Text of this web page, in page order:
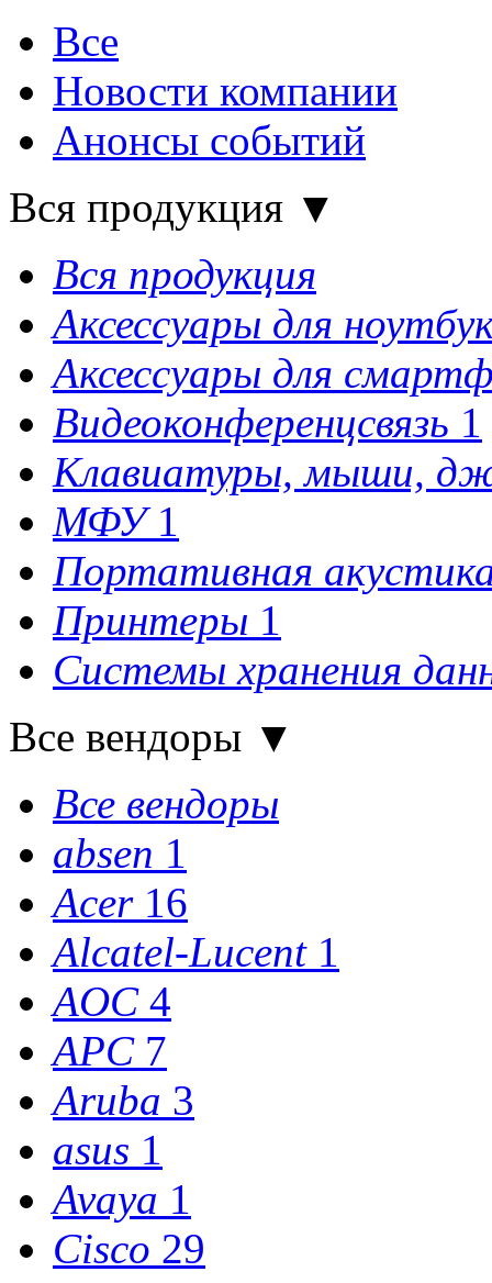
Все
Новости компании
Анонсы событий
Вся продукция ▼
Вся продукция
Аксессуары для
Аксессуары для
Видеоконференцсвязь 1
Клавиатуры, мыши,
МФУ 1
Портативная
Принтеры 1
Системы хранения
Все вендоры ▼
Все вендоры
absen 1
Acer 16
Alcatel-Lucent 1
AOC 4
APC 7
Aruba 3
asus 1
Avaya 1
Cisco 29